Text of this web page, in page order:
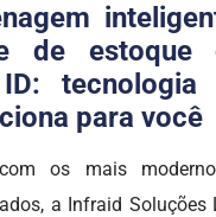
de estoque
tecnologia
para você
os mais
a Infraid Soluções